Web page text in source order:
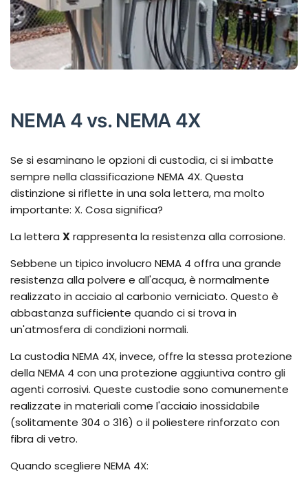
NEMA 4 vs. NEMA 4X
Se si esaminano le opzioni di custodia, ci si imbatte
sempre nella classificazione NEMA 4X. Questa
distinzione si riflette in una sola lettera, ma molto
importante: X. Cosa significa?
La lettera X rappresenta la resistenza alla corrosione.
Sebbene un tipico involucro NEMA 4 offra una grande
resistenza alla polvere e all'acqua, è normalmente
realizzato in acciaio al carbonio verniciato. Questo è
abbastanza sufficiente quando ci si trova in
un'atmosfera di condizioni normali.
La custodia NEMA 4X, invece, offre la stessa protezione
della NEMA 4 con una protezione aggiuntiva contro gli
agenti corrosivi. Queste custodie sono comunemente
realizzate in materiali come l'acciaio inossidabile
(solitamente 304 o 316) o il poliestere rinforzato con
fibra di vetro.
Quando scegliere NEMA 4X: